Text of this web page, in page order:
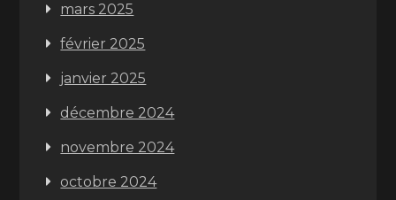
mars 2025
février 2025
janvier 2025
décembre 2024
novembre 2024
octobre 2024